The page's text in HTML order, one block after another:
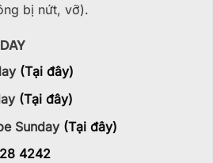
bị nứt, vỡ).
(Tại đây)
(Tại đây)
Sunday (Tại đây)
4242